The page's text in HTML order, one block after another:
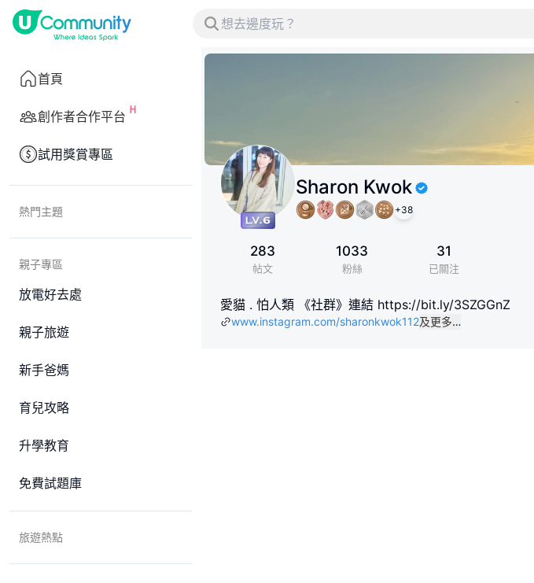
首頁
創作者合作平台
試用獎賞專區
熱門主題
親子專區
放電好去處
親子旅遊
新手爸媽
育兒攻略
升學教育
免費試題庫
旅遊熱點
Sharon Kwok
+38
283
帖文
1033
粉絲
31
已關注
愛貓 . 怕人類 《社群》連結 https://bit.ly/3SZGGnZ
www.instagram.com/sharonkwok112及更多…